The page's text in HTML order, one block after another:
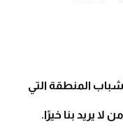
المنطقة التي
يريد بنا خيرًا.